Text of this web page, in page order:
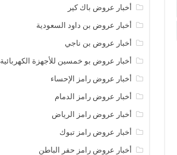
أخبار عروض باك كير
أخبار عروض بن داود السعودية
أخبار عروض بن ناجي
أخبار عروض بو خمسين للأجهزة الكهربائية
أخبار عروض رامز الإحساء
أخبار عروض رامز الدمام
أخبار عروض رامز الرياض
أخبار عروض رامز تبوك
أخبار عروض رامز حفر الباطن